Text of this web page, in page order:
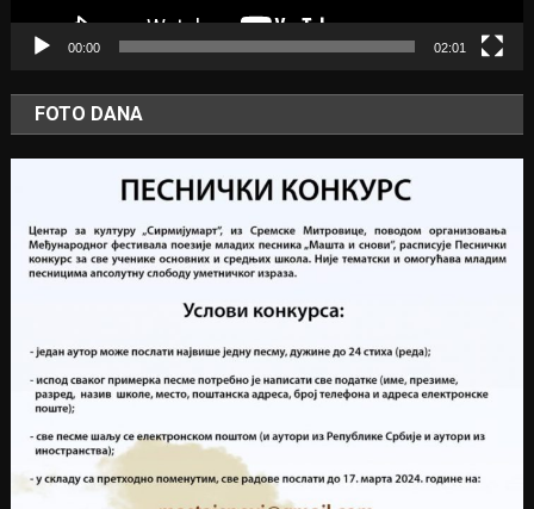
00:00 02:01
FOTO DANA